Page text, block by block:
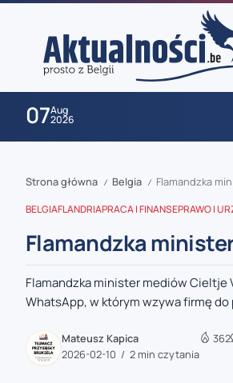
07Aug
2026
zaobserwuj nas
zaobserwuj nas
Strona główna / Belgia / Flamandzka
BELGIAFLANDRIAPRACA I FINANSEPRAWO I
Flamandzka
Flamandzka minister mediów Cieltje
WhatsApp, w którym wzywa firmę
Mateusz Kapica
2026-02-10
2 min czytania
362